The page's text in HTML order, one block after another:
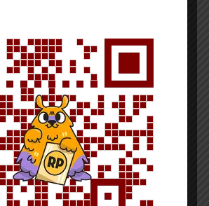
USU Raih Juara I
Pada PEKSIMIDA 2026
| Moda Gelap
Br Tarigan USU, wacana.org –
Universitas Sumatera Utara...